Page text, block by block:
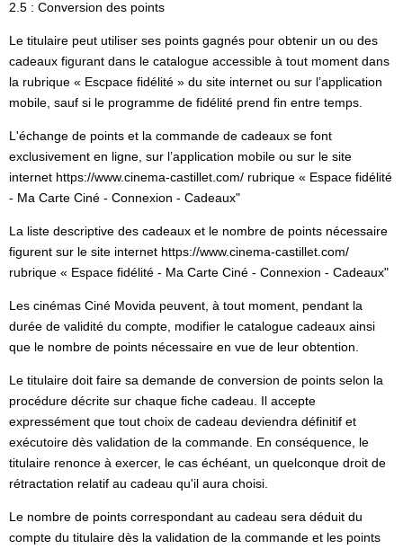
2.5 : Conversion des points
Le titulaire peut utiliser ses points gagnés pour obtenir un ou des
cadeaux figurant dans le catalogue accessible à tout moment dans
la rubrique « Escpace fidélité » du site internet ou sur l’application
mobile, sauf si le programme de fidélité prend fin entre temps.
L'échange de points et la commande de cadeaux se font
exclusivement en ligne, sur l’application mobile ou sur le site
internet https://www.cinema-castillet.com/ rubrique « Espace fidélité
- Ma Carte Ciné - Connexion - Cadeaux"
La liste descriptive des cadeaux et le nombre de points nécessaire
figurent sur le site internet https://www.cinema-castillet.com/
rubrique « Espace fidélité - Ma Carte Ciné - Connexion - Cadeaux"
Les cinémas Ciné Movida peuvent, à tout moment, pendant la
durée de validité du compte, modifier le catalogue cadeaux ainsi
que le nombre de points nécessaire en vue de leur obtention.
Le titulaire doit faire sa demande de conversion de points selon la
procédure décrite sur chaque fiche cadeau. Il accepte
expressément que tout choix de cadeau deviendra définitif et
exécutoire dès validation de la commande. En conséquence, le
titulaire renonce à exercer, le cas échéant, un quelconque droit de
rétractation relatif au cadeau qu'il aura choisi.
Le nombre de points correspondant au cadeau sera déduit du
compte du titulaire dès la validation de la commande et les points